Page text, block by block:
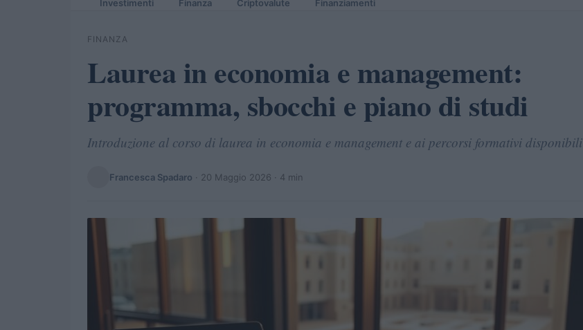
Investimenti Finanza Criptovalute Finanziamenti
FINANZA
Laurea in economia e management:
programma, sbocchi e piano di studi
Introduzione al corso di laurea in economia e management e ai percorsi formativi disponibili
Francesca Spadaro · 20 Maggio 2026 · 4 min